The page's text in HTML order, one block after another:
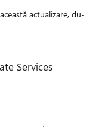
actualizare, du-
Services